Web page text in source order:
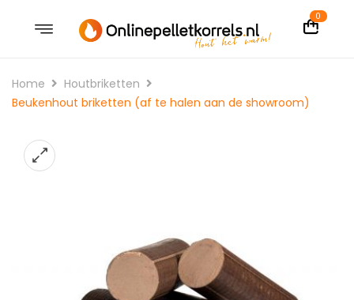
0
Home
Houtbriketten
Beukenhout briketten (af te halen aan de showroom)